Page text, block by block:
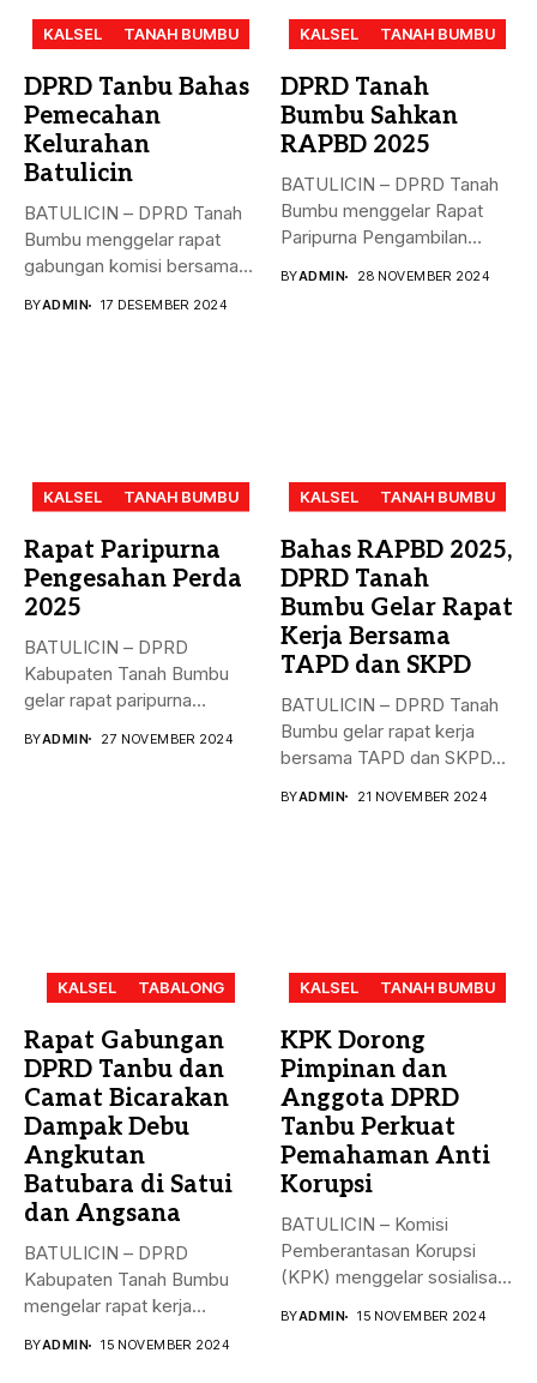
KALSEL TANAH BUMBU
DPRD Tanbu Bahas
Pemecahan
Kelurahan
Batulicin
BATULICIN – DPRD Tanah
Bumbu menggelar rapat
gabungan komisi bersama
BYADMIN 17 DESEMBER 2024
KALSEL TANAH BUMBU
DPRD Tanah
Bumbu Sahkan
RAPBD 2025
BATULICIN – DPRD Tanah
Bumbu menggelar Rapat
Paripurna Pengambilan
BYADMIN 28 NOVEMBER 2024
KALSEL TANAH BUMBU
Rapat Paripurna
Pengesahan Perda
2025
BATULICIN – DPRD
Kabupaten Tanah Bumbu
gelar rapat paripurna
BYADMIN 27 NOVEMBER 2024
KALSEL TANAH BUMBU
Bahas RAPBD 2025,
DPRD Tanah
Bumbu Gelar Rapat
Kerja Bersama
TAPD dan SKPD
BATULICIN – DPRD Tanah
Bumbu gelar rapat kerja
bersama TAPD dan SKPD...
BYADMIN 21 NOVEMBER 2024
KALSEL TABALONG
Rapat Gabungan
DPRD Tanbu dan
Camat Bicarakan
Dampak Debu
Angkutan
Batubara di Satui
dan Angsana
BATULICIN – DPRD
Kabupaten Tanah Bumbu
mengelar rapat kerja
BYADMIN 15 NOVEMBER 2024
KALSEL TANAH BUMBU
KPK Dorong
Pimpinan dan
Anggota DPRD
Tanbu Perkuat
Pemahaman Anti
Korupsi
BATULICIN – Komisi
Pemberantasan Korupsi
(KPK) menggelar sosialisasi
BYADMIN 15 NOVEMBER 2024